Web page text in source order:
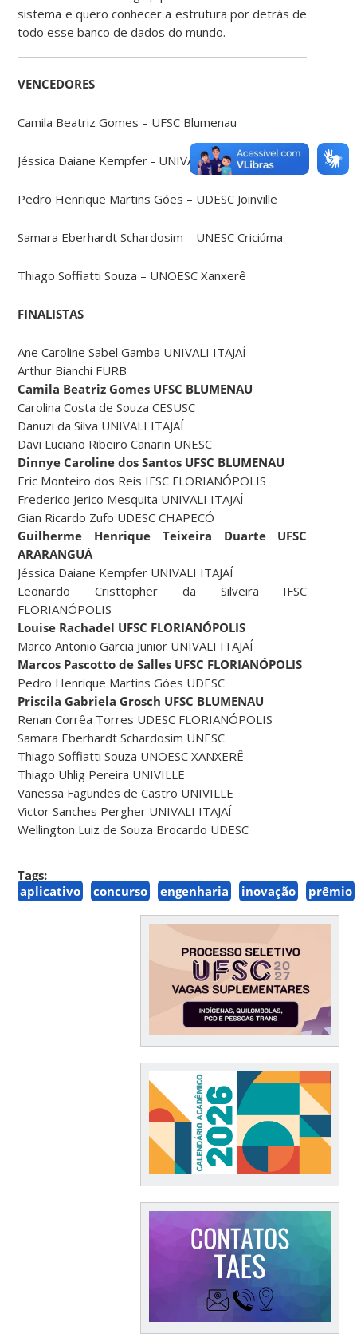
sistema e quero conhecer a estrutura por detrás de
todo esse banco de dados do mundo.
VENCEDORES
Camila Beatriz Gomes – UFSC Blumenau
Jéssica Daiane Kempfer - UNIVALI Itajaí
Pedro Henrique Martins Góes – UDESC Joinville
Samara Eberhardt Schardosim – UNESC Criciúma
Thiago Soffiatti Souza – UNOESC Xanxerê
FINALISTAS
Ane Caroline Sabel Gamba UNIVALI ITAJAÍ
Arthur Bianchi FURB
Camila Beatriz Gomes UFSC BLUMENAU
Carolina Costa de Souza CESUSC
Danuzi da Silva UNIVALI ITAJAÍ
Davi Luciano Ribeiro Canarin UNESC
Dinnye Caroline dos Santos UFSC BLUMENAU
Eric Monteiro dos Reis IFSC FLORIANÓPOLIS
Frederico Jerico Mesquita UNIVALI ITAJAÍ
Gian Ricardo Zufo UDESC CHAPECÓ
Guilherme Henrique Teixeira Duarte UFSC
ARARANGUÁ
Jéssica Daiane Kempfer UNIVALI ITAJAÍ
Leonardo Cristtopher da Silveira IFSC
FLORIANÓPOLIS
Louise Rachadel UFSC FLORIANÓPOLIS
Marco Antonio Garcia Junior UNIVALI ITAJAÍ
Marcos Pascotto de Salles UFSC FLORIANÓPOLIS
Pedro Henrique Martins Góes UDESC
Priscila Gabriela Grosch UFSC BLUMENAU
Renan Corrêa Torres UDESC FLORIANÓPOLIS
Samara Eberhardt Schardosim UNESC
Thiago Soffiatti Souza UNOESC XANXERÊ
Thiago Uhlig Pereira UNIVILLE
Vanessa Fagundes de Castro UNIVILLE
Victor Sanches Pergher UNIVALI ITAJAÍ
Wellington Luiz de Souza Brocardo UDESC
Tags:
aplicativo
concurso engenharia inovação prêmio